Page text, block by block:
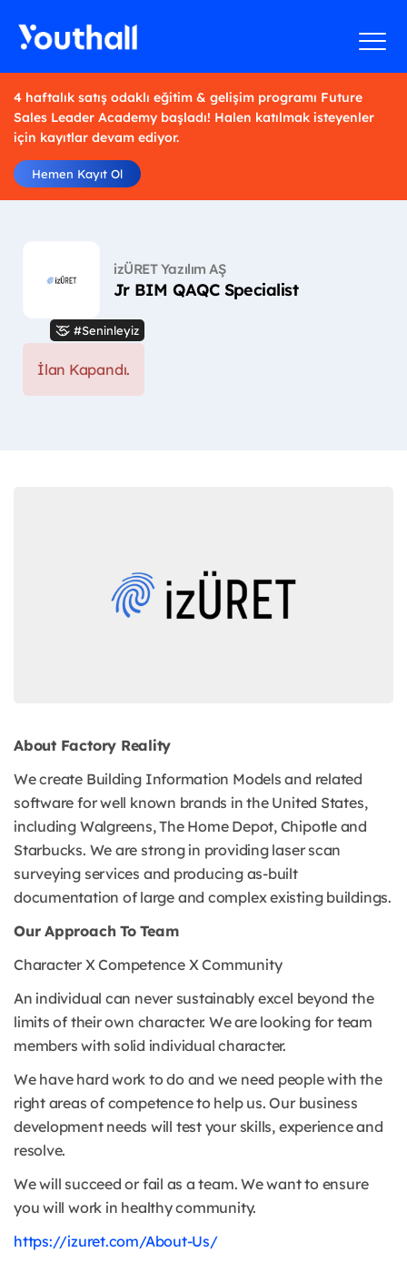
4 haftalık satış odaklı eğitim & gelişim programı Future
Sales Leader Academy başladı! Halen katılmak isteyenler
için kayıtlar devam ediyor.
Hemen Kayıt Ol
izÜRET Yazılım AŞ
Jr BIM QAQC Specialist
#Seninleyiz
İlan Kapandı.
About Factory Reality
We create Building Information Models and related
software for well known brands in the United States,
including Walgreens, The Home Depot, Chipotle and
Starbucks. We are strong in providing laser scan
surveying services and producing as-built
documentation of large and complex existing buildings.
Our Approach To Team
Character X Competence X Community
An individual can never sustainably excel beyond the
limits of their own character. We are looking for team
members with solid individual character.
We have hard work to do and we need people with the
right areas of competence to help us. Our business
development needs will test your skills, experience and
resolve.
We will succeed or fail as a team. We want to ensure
you will work in healthy community.
https://izuret.com/About-Us/